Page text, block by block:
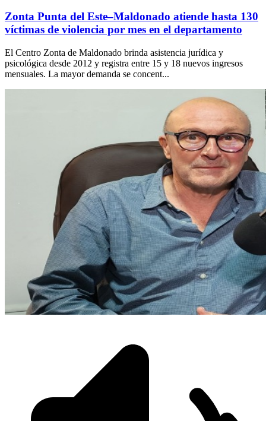
Zonta Punta del Este–Maldonado atiende hasta 130
víctimas de violencia por mes en el departamento
El Centro Zonta de Maldonado brinda asistencia jurídica y
psicológica desde 2012 y registra entre 15 y 18 nuevos ingresos
mensuales. La mayor demanda se concent...